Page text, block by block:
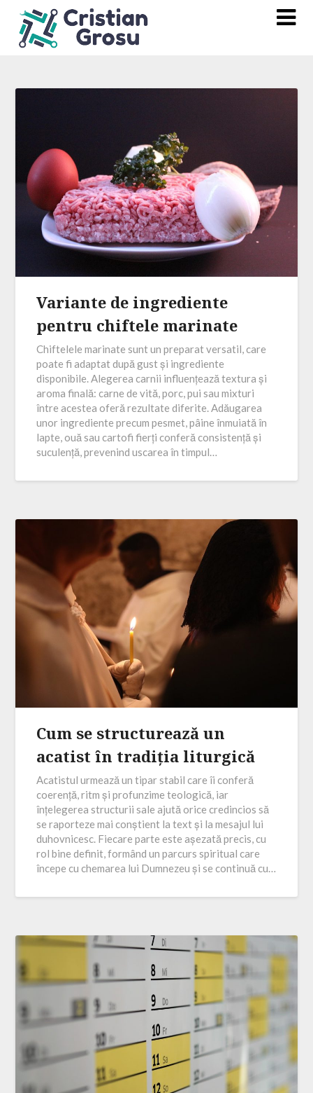
Variante de ingrediente
pentru chiftele marinate
Chiftelele marinate sunt un preparat versatil, care
poate fi adaptat după gust și ingrediente
disponibile. Alegerea carnii influențează textura și
aroma finală: carne de vită, porc, pui sau mixturi
între acestea oferă rezultate diferite. Adăugarea
unor ingrediente precum pesmet, pâine înmuiată în
lapte, ouă sau cartofi fierți conferă consistență și
suculență, prevenind uscarea în timpul…
Cum se structurează un
acatist în tradiția liturgică
Acatistul urmează un tipar stabil care îi conferă
coerență, ritm și profunzime teologică, iar
înțelegerea structurii sale ajută orice credincios să
se raporteze mai conștient la text și la mesajul lui
duhovnicesc. Fiecare parte este așezată precis, cu
rol bine definit, formând un parcurs spiritual care
începe cu chemarea lui Dumnezeu și se continuă cu…